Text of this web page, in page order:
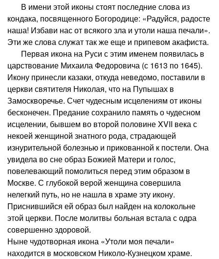
В имени этой иконы стоят последние слова из
кондака, посвященного Богородице: «Радуйся, радосте
наша! Избави нас от всякого зла и утоли наша печали».
Эти же слова служат так же еще и припевом акафиста.
Первая икона на Руси с этим именем появилась в
царствование Михаила Федоровича (с 1613 по 1645).
Икону принесли казаки, откуда неведомо, поставили в
церкви святителя Николая, что на Пупышах в
Замоскворечье. Счет чудесным исцелениям от иконы
бесконечен. Предание сохранило память о чудесном
исцелении, бывшем во второй половине XVII века с
некоей женщиной знатного рода, страдающей
изнурительной болезнью и прикованной к постели. Она
увидела во сне образ Божией Матери и голос,
повелевающий помолиться перед этим образом в
Москве. С глубокой верой женщина совершила
нелегкий путь, но не нашла в храме эту икону.
Приснившийся ей образ был найден на колокольне
этой церкви. После молитвы больная встала с одра
совершенно здоровой.
Ныне чудотворная икона «Утоли моя печали»
находится в московском Николо-Кузнецком храме.